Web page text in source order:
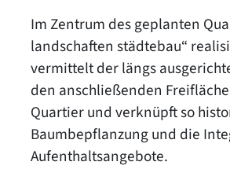
Im Zentrum des geplanten
landschaften städtebau“
vermittelt der längs
den anschließenden
Quartier und verknüpft so
Baumbepflanzung und die
Aufenthaltsangebote.